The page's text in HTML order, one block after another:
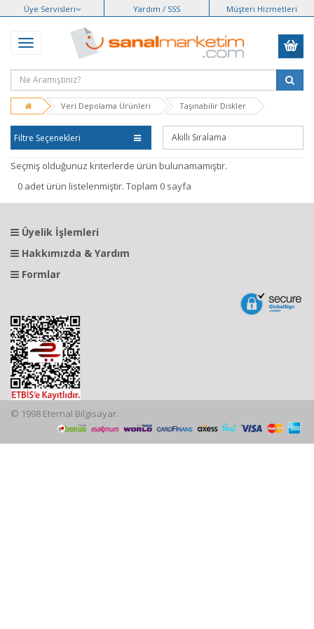
Üye Servisleri Yardım / SSS Müşteri Hizmetleri
Veri Depolama Ürünleri Taşınabilir Diskler
Filtre Seçenekleri
Seçmiş olduğunuz kriterlerde ürün bulunamamıştır.
0 adet ürün listelenmiştir. Toplam 0 sayfa
Üyelik İşlemleri
Hakkımızda & Yardım
Formlar
© 1998 Eternal Bilgisayar.